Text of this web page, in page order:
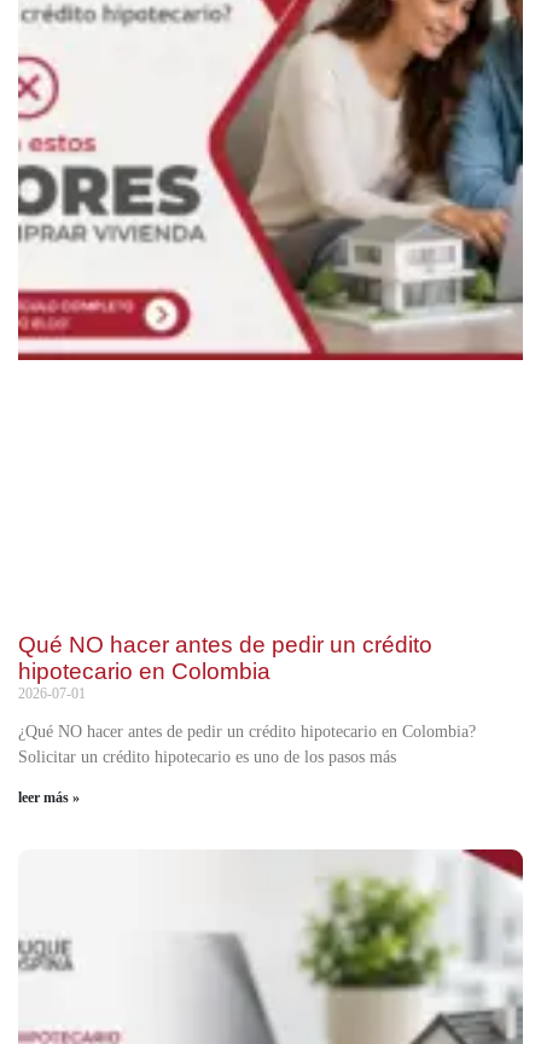
Qué NO hacer antes de pedir un crédito
hipotecario en Colombia
2026-07-01
¿Qué NO hacer antes de pedir un crédito hipotecario en Colombia?
Solicitar un crédito hipotecario es uno de los pasos más
leer más »